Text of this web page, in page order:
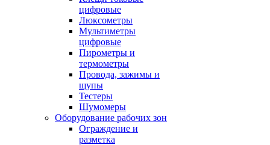
цифровые
Люксометры
Мультиметры
цифровые
Пирометры и
термометры
Провода, зажимы и
щупы
Тестеры
Шумомеры
Оборудование рабочих зон
Ограждение и
разметка